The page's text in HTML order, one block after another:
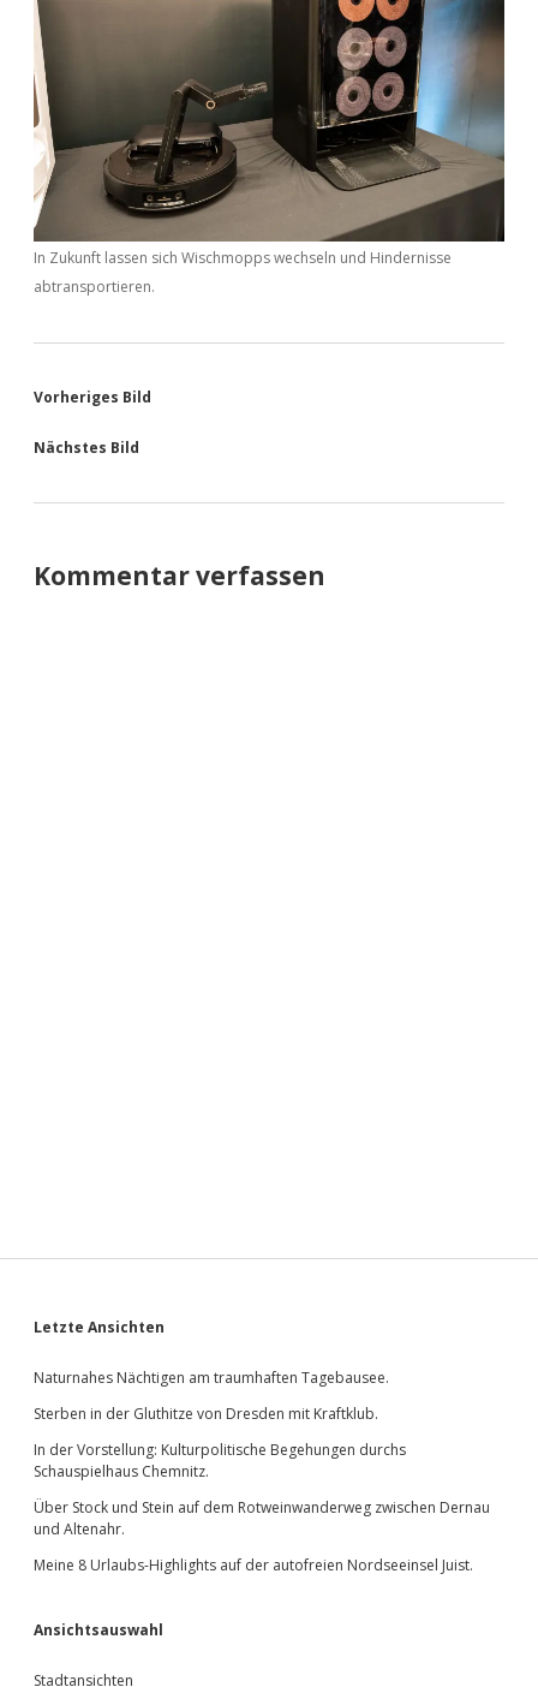
In Zukunft lassen sich Wischmopps wechseln und Hindernisse
abtransportieren.
Vorheriges Bild
Nächstes Bild
Kommentar verfassen
Sidebar
Letzte Ansichten
Naturnahes Nächtigen am traumhaften Tagebausee.
Sterben in der Gluthitze von Dresden mit Kraftklub.
In der Vorstellung: Kulturpolitische Begehungen durchs
Schauspielhaus Chemnitz.
Über Stock und Stein auf dem Rotweinwanderweg zwischen Dernau
und Altenahr.
Meine 8 Urlaubs-Highlights auf der autofreien Nordseeinsel Juist.
Ansichtsauswahl
Stadtansichten